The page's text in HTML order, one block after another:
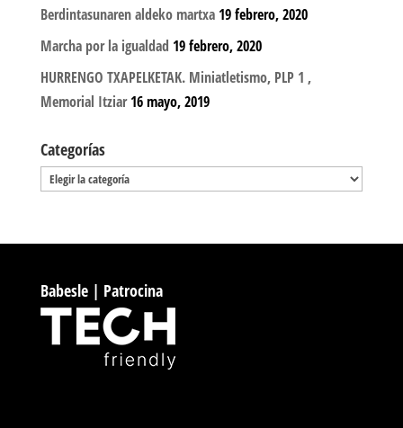
Berdintasunaren aldeko martxa 19 febrero, 2020
Marcha por la igualdad 19 febrero, 2020
HURRENGO TXAPELKETAK. Miniatletismo, PLP 1 ,
Memorial Itziar 16 mayo, 2019
Categorías
Categorías
Babesle | Patrocina